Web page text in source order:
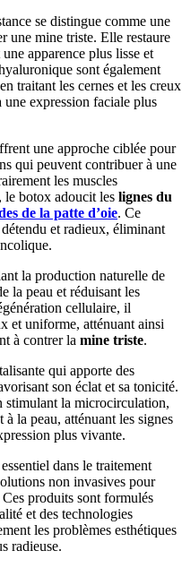
se distingue comme une
une mine triste. Elle restaure
apparence plus lisse et
sont également
traitant les cernes et les creux
expression faciale plus
une approche ciblée pour
qui peuvent contribuer à une
les muscles
le botox adoucit les lignes du
de la patte d’oie. Ce
et radieux, éliminant
la production naturelle de
la peau et réduisant les
cellulaire, il
et uniforme, atténuant ainsi
à contrer la mine triste.
qui apporte des
son éclat et sa tonicité.
stimulant la microcirculation,
la peau, atténuant les signes
plus vivante.
dans le traitement
non invasives pour
produits sont formulés
et des technologies
les problèmes esthétiques
radieuse.